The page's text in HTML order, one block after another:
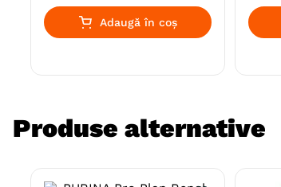
Adaugă în coș
Produse alternative